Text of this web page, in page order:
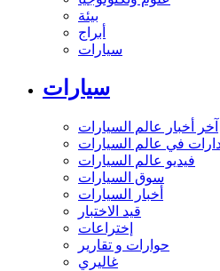
بيئة
أبراج
سيارات
سيارات
آخر أخبار عالم السيارات
في عالم السيارات
فيديو عالم السيارات
سوق السيارات
أخبار السيارات
قيد الاختبار
إختراعات
حوارات و تقارير
غاليري